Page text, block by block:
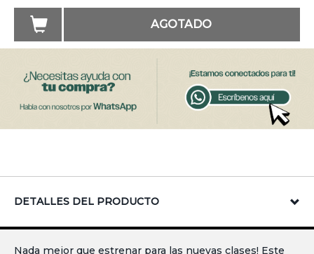
AGOTADO
DETALLES DEL PRODUCTO
Nada mejor que estrenar para las nuevas clases! Este